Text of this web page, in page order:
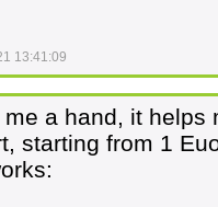
13:41:09
a hand, it helps
starting from 1